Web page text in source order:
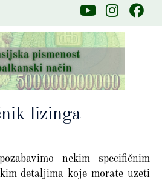
Y
u
b
I
s
g
F
lizinga
nekim specifičnim
detaljima koje morate uzeti